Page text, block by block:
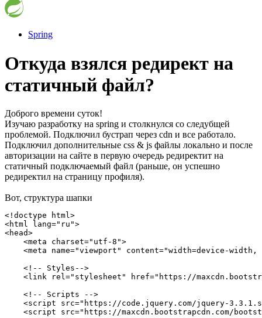
Spring
Откуда взялся редирект на
статичный файл?
Доброго времени суток!
Изучаю разработку на spring и столкнулся со следубщей
проблемой. Подключил бустрап через cdn и все работало.
Подключил дополнительные css & js файлы локально и после
авторизации на сайте в первую очередь редиректит на
статичный подключаемый файл (раньше, он успешно
редиректил на страницу профиля).
Вот, структура шапки
<!doctype html>
<html lang="ru">
<head>
    <meta charset="utf-8">
<meta name="viewport" content="width=device-
    <!-- Styles-->
<link rel="stylesheet" href="https://
    <!-- Scripts -->
<script src="https://code.jquery.com/jquery-
<script src="https://maxcdn.bootstrapcdn.com/